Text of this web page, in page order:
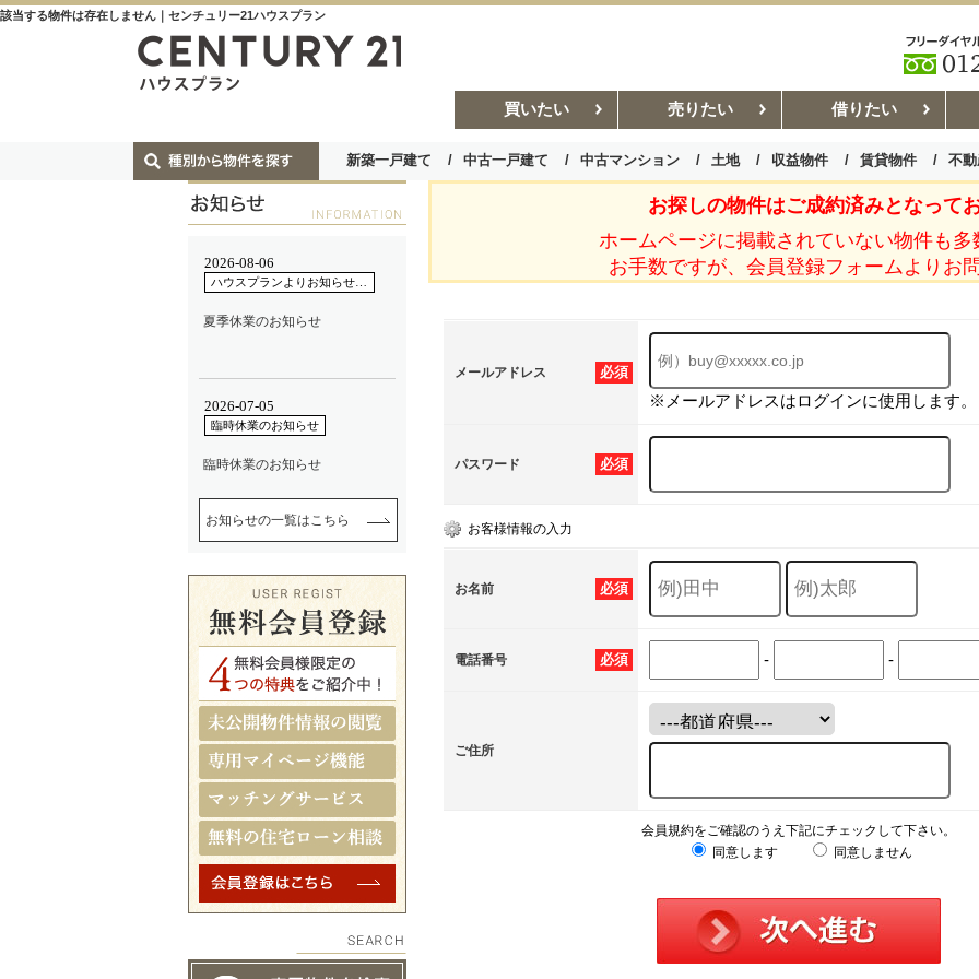
該当する物件は存在しません｜センチュリー21ハウスプラン
買いたい 売りたい 借りたい
新築一戸建て 中古一戸建て 中古マンション 土地 収益物件 賃貸物件 不
お部屋探しコラム 賃貸管理コ
お探しの物件はご成約済みとなってお
ホームページに掲載されていない物件も多
お手数ですが、会員登録フォームよりお
必須
メールアドレス
※メールアドレスはログインに使用します。
必須
パスワード
お客様情報の入力
必須
お名前
必須
電話番号 - -
ご住所
会員規約をご確認のうえ下記にチェックして下さい。
同意します
同意しません
お知らせの一覧はこちら